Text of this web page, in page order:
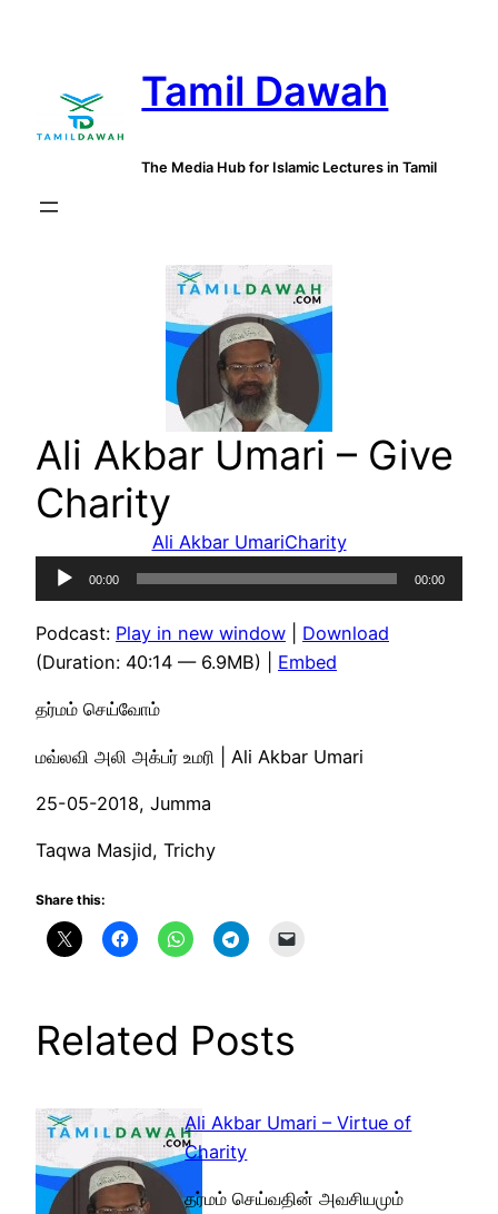
Tamil Dawah
The Media Hub for Islamic Lectures in Tamil
Ali Akbar Umari – Give
Charity
Ali Akbar UmariCharity
Audio
Player
00:00 00:00
Podcast: Play in new window
Download
(Duration: 40:14 — 6.9MB) | Embed
தர்மம் செய்வோம்
மவ்லவி அலி அக்பர் உமரி | Ali Akbar Umari
25-05-2018, Jumma
Taqwa Masjid, Trichy
Share this:
Related Posts
Ali Akbar Umari – Virtue of
Charity
தர்மம் செய்வதின் அவசியமும்